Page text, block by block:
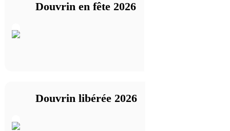
Douvrin en fête 2026
Douvrin libérée 2026